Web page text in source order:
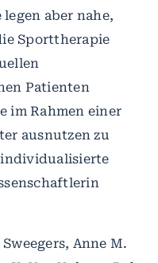
aber nahe,
Sporttherapie
Patienten
im Rahmen einer
ausnutzen zu
individualisierte
Anne M.